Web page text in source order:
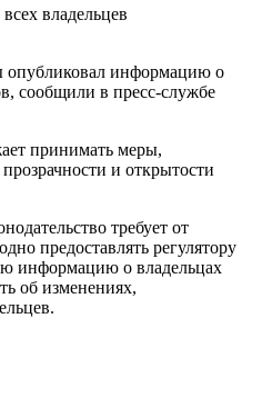
владельцев
информацию о
сообщили в пресс-службе
принимать меры,
и открытости
требует от
предоставлять регулятору
информацию о владельцах
об изменениях,